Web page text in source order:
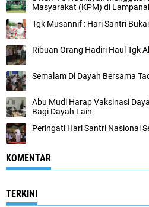
Masyarakat (KPM) di
Tgk Musannif : Hari Santri
Ribuan Orang Hadiri Haul Tgk
Semalam Di Dayah Bersama
Abu Mudi Harap Vaksinasi
Bagi Dayah Lain
Peringati Hari Santri Nasional
KOMENTAR
TERKINI